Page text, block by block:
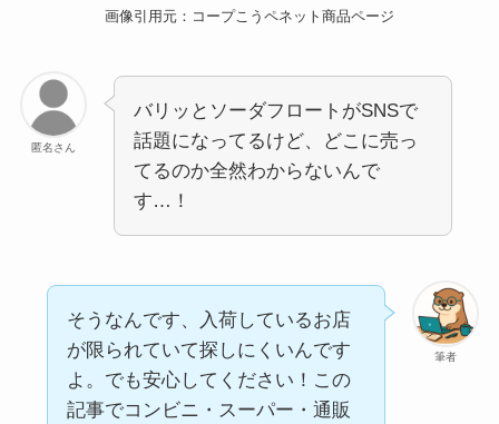
画像引用元：コープこうペネット商品ページ
匿名さん
バリッとソーダフロートがSNSで
話題になってるけど、どこに売っ
てるのか全然わからないんで
す…！
筆者
そうなんです、入荷しているお店
が限られていて探しにくいんです
よ。でも安心してください！この
記事でコンビニ・スーパー・通販